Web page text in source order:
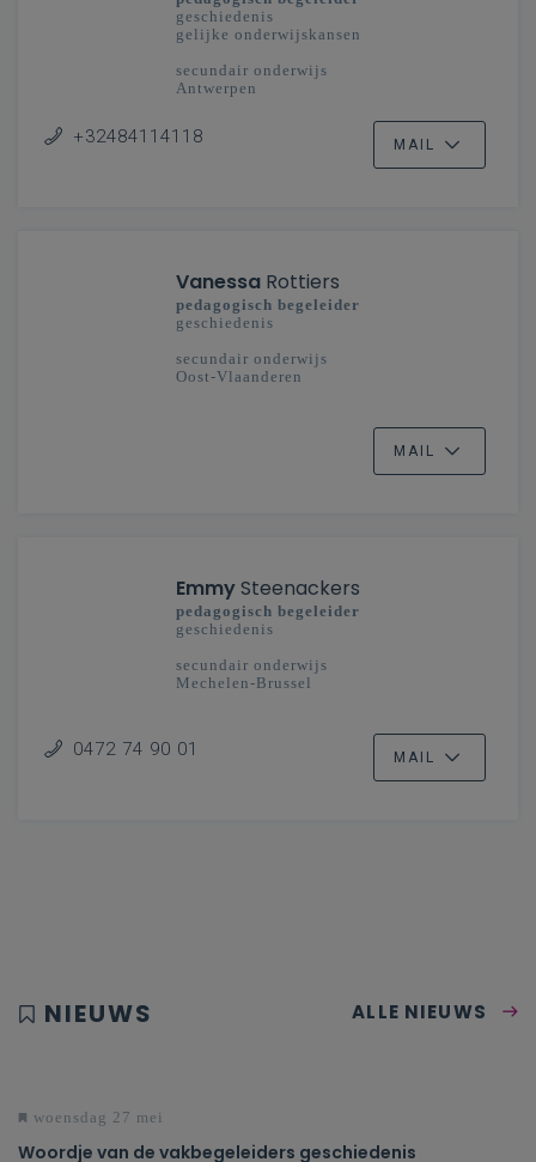
geschiedenis
gelijke onderwijskansen
secundair onderwijs
Antwerpen
+32484114118 MAIL
Vanessa Rottiers
pedagogisch begeleider
geschiedenis
secundair onderwijs
Oost-Vlaanderen
MAIL
EmmySteenackers
pedagogisch begeleider
geschiedenis
secundair onderwijs
Mechelen-Brussel
0472 74 90 01 MAIL
NIEUWS ALLE NIEUWS
woensdag 27 mei
Woordje van de vakbegeleiders geschiedenis